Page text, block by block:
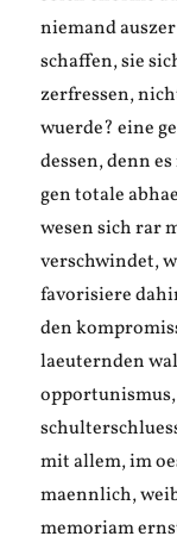
niemand
schaffen, sie
zerfressen,
wuerde? eine
dessen, denn
gen totale
wesen sich rar
verschwindet,
favorisiere
den
laeuternden
mit allem, im
maennlich,
memoriam